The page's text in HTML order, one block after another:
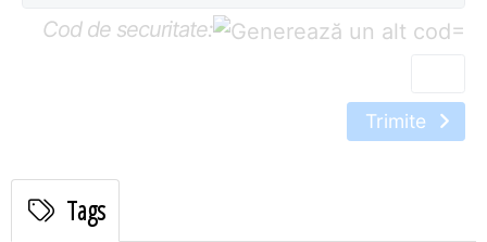
Cod de securitate: =
Trimite
Tags